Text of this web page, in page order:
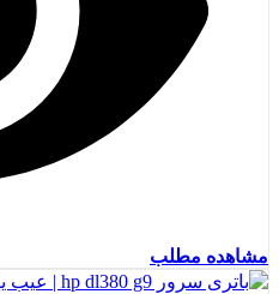
مشاهده مطلب